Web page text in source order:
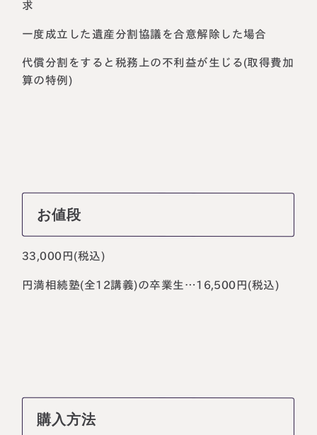
求
一度成立した遺産分割協議を合意解除した場合
代償分割をすると税務上の不利益が生じる(取得費加
算の特例)
お値段
33,000円(税込)
円満相続塾(全12講義)の卒業生…16,500円(税込)
購入方法